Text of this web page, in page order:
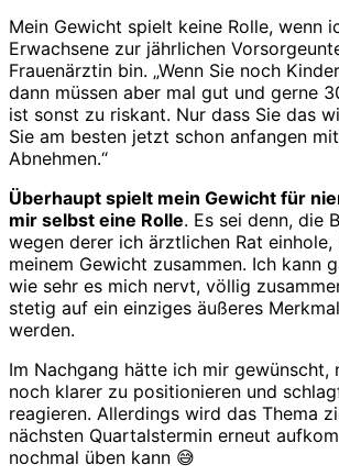
Mein Gewicht spielt keine Rolle, wenn
Erwachsene zur jährlichen
Frauenärztin bin. „Wenn Sie noch
dann müssen aber mal gut und gerne
ist sonst zu riskant. Nur dass Sie das
Sie am besten jetzt schon anfangen
Abnehmen.“
Überhaupt spielt mein Gewicht für
mir selbst eine Rolle. Es sei denn, die
wegen derer ich ärztlichen Rat einhole,
meinem Gewicht zusammen. Ich kann
wie sehr es mich nervt, völlig
stetig auf ein einziges äußeres
werden.
Im Nachgang hätte ich mir gewünscht,
noch klarer zu positionieren und
reagieren. Allerdings wird das Thema
nächsten Quartalstermin erneut
nochmal üben kann 😅